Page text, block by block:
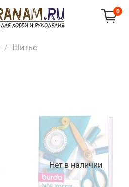
0
Шитье
Нет в наличии